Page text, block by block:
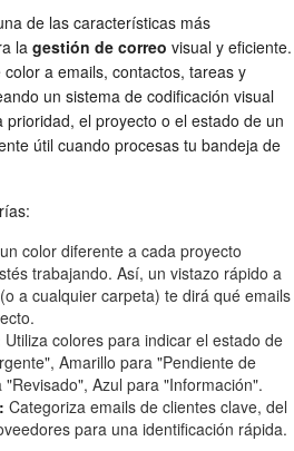
de las características más
la gestión de correo visual y eficiente.
a emails, contactos, tareas y
un sistema de codificación visual
el proyecto o el estado de un
útil cuando procesas tu bandeja de
color diferente a cada proyecto
trabajando. Así, un vistazo rápido a
a cualquier carpeta) te dirá qué emails
Utiliza colores para indicar el estado de
Amarillo para "Pendiente de
Azul para "Información".
Categoriza emails de clientes clave, del
para una identificación rápida.